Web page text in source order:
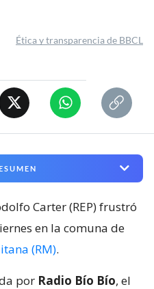
Ética y transparencia de BBCL
Carter (REP) frustró
en la comuna de
(RM).
por Radio Bío Bío, el